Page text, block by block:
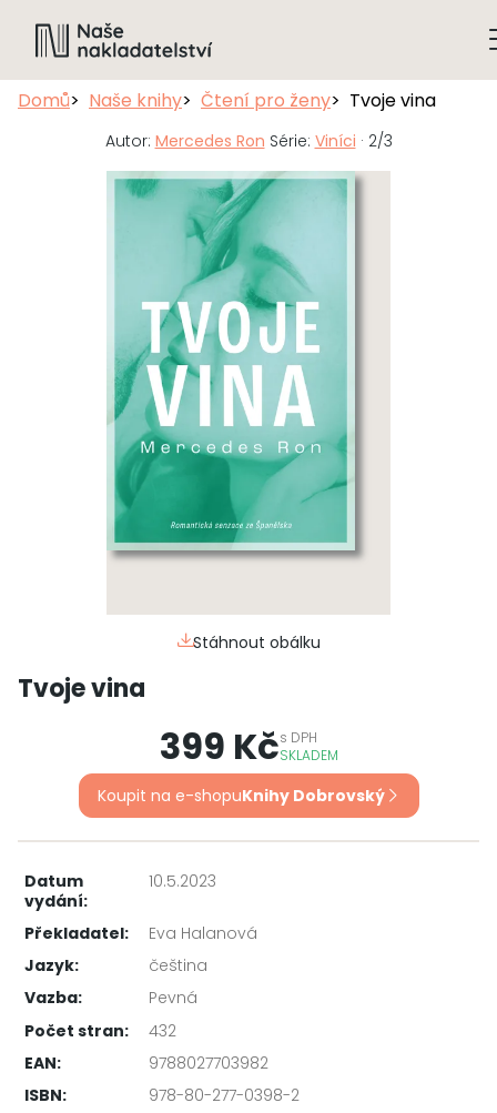
Domů Naše knihy Čtení pro ženy Tvoje vina
Autor: Mercedes Ron Série: Viníci · 2/3
Stáhnout obálku
Tvoje vina
399 Kčs DPH
SKLADEM
Koupit na e-shopuKnihy Dobrovský
Datum
vydání:
10.5.2023
Překladatel:
Eva Halanová
Jazyk:
čeština
Vazba:
Pevná
Počet stran:
432
EAN:
9788027703982
ISBN:
978-80-277-0398-2